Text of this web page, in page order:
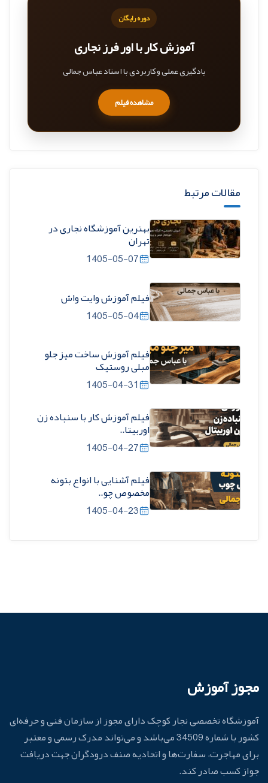
دوره رایگان
آموزش کار با اور فرز نجاری
یادگیری عملی و کاربردی با استاد عباس جمالی
مشاهده فیلم
مقالات مرتبط
بهترین آموزشگاه نجاری در
تهران
1405-05-07
فیلم آموزش وایت واش
1405-05-04
فیلم آموزش ساخت میز جلو
مبلی روستیک
1405-04-31
فیلم آموزش کار با سنباده زن
اوربیتا..
1405-04-27
فیلم آشنایی با انواع بتونه
مخصوص چو..
1405-04-23
مجوز آموزش
آموزشگاه تخصصی نجار کوچک دارای مجوز از سازمان فنی و حرفه‌ای
کشور با شماره 34509 می‌باشد و می‌تواند مدرک رسمی و معتبر
برای مهاجرت، سفارت‌ها و اتحادیه صنف درودگران جهت دریافت
جواز کسب صادر کند.